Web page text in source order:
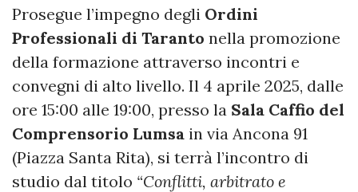
Prosegue l’impegno degli Ordini
Professionali di Taranto nella promozione
della formazione attraverso incontri e
convegni di alto livello. Il 4 aprile 2025, dalle
ore 15:00 alle 19:00, presso la Sala Caffio del
Comprensorio Lumsa in via Ancona 91
(Piazza Santa Rita), si terrà l’incontro di
studio dal titolo “Conflitti, arbitrato e